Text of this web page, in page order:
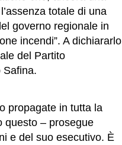
totale di una
governo regionale in
incendi”. A dichiararlo
del Partito
Safina.
propagate in tutta la
questo – prosegue
e del suo esecutivo. È